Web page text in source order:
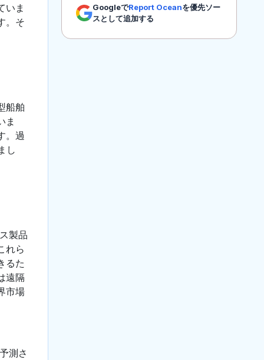
いま
。そ
船舶
ま
。過
し
製品
れら
るた
遠隔
市場
測さ
GoogleでReport Oceanを優先ソー
スとして追加する